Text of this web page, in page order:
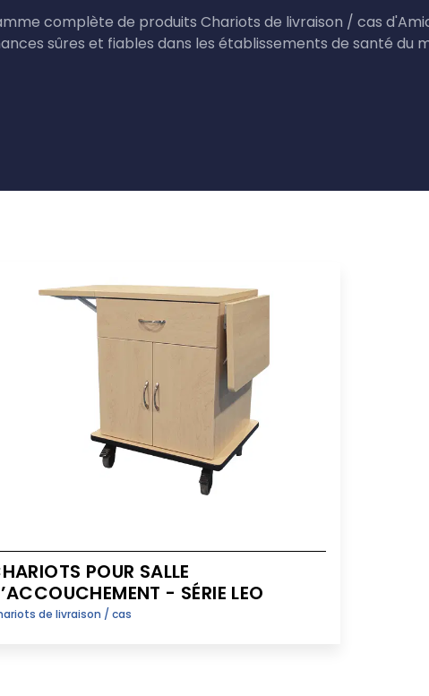
complète de produits Chariots de livraison / cas
sûres et fiables dans les établissements de santé du
POUR SALLE
- SÉRIE LEO
de livraison / cas